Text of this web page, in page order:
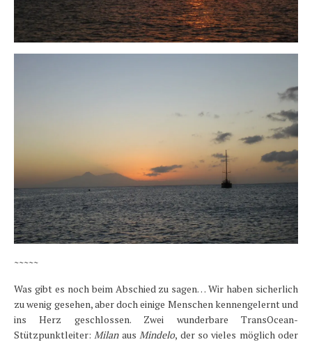
~~~~~
Was gibt es noch beim Abschied zu sagen… Wir haben sicherlich
zu wenig gesehen, aber doch einige Menschen kennengelernt und
ins Herz geschlossen. Zwei wunderbare TransOcean-
Stützpunktleiter: Milanaus Mindelo, der so vieles möglich oder